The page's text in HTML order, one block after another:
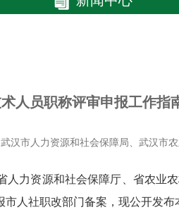
人员职称评审申报工作指
汉市人力资源和社会保障局、武汉市
力资源和社会保障厅、省农业
人社职改部门备案，现公开发布